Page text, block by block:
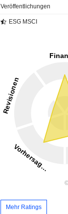
Veröffentlichungen
ESG MSCI
Mehr Ratings